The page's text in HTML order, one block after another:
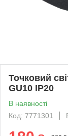
Точковий
GU10 IP20
В наявності
Код: 7771301